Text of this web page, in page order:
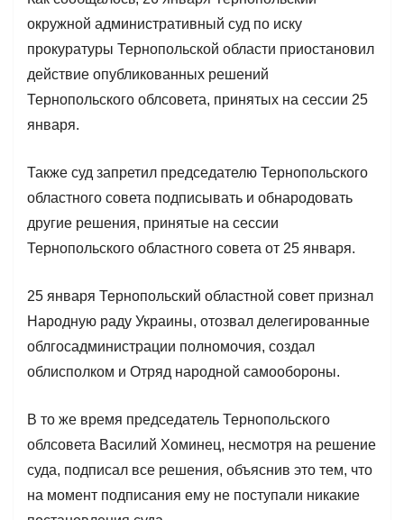
окружной административный суд по иску
прокуратуры Тернопольской области приостановил
действие опубликованных решений
Тернопольского облсовета, принятых на сессии 25
января.
Также суд запретил председателю Тернопольского
областного совета подписывать и обнародовать
другие решения, принятые на сессии
Тернопольского областного совета от 25 января.
25 января Тернопольский областной совет признал
Народную раду Украины, отозвал делегированные
облгосадминистрации полномочия, создал
облисполком и Отряд народной самообороны.
В то же время председатель Тернопольского
облсовета Василий Хоминец, несмотря на решение
суда, подписал все решения, объяснив это тем, что
на момент подписания ему не поступали никакие